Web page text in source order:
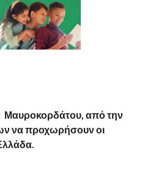
Μαυροκορδάτου, από την
να προχωρήσουν οι